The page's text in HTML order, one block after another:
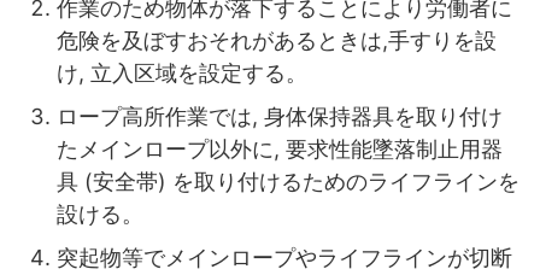
作業のため物体が落下することにより労働者に
危険を及ぼすおそれがあるときは,手すりを設
け, 立入区域を設定する。
ロープ高所作業では, 身体保持器具を取り付け
たメインロープ以外に, 要求性能墜落制止用器
具 (安全帯) を取り付けるためのライフラインを
設ける。
突起物等でメインロープやライフラインが切断